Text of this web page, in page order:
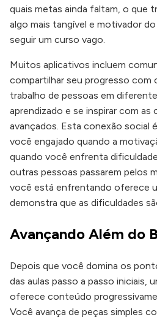
quais metas ainda faltam, o que
algo mais tangível e motivador
seguir um curso vago.
Muitos aplicativos incluem
compartilhar seu progresso com
trabalho de pessoas em
aprendizado e se inspirar com as
avançados. Esta conexão social
você engajado quando a
quando você enfrenta
outras pessoas passarem pelos
você está enfrentando oferece
demonstra que as dificuldades
Avançando Além do
Depois que você domina os
das aulas passo a passo iniciais,
oferece conteúdo
Você avança de peças simples